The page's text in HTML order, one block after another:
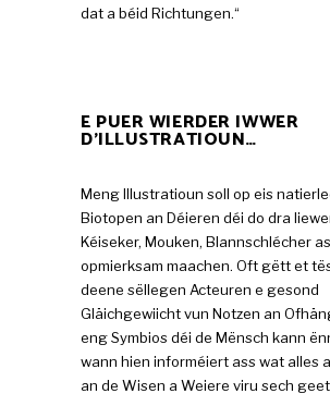
dat a béid Richtungen.“
E PUER WIERDER IWWER
D’ILLUSTRATIOUN…
Meng Illustratioun soll op eis
Biotopen an Déieren déi do dra
Kéiseker, Mouken, Blannschlécher
opmierksam maachen. Oft gëtt et
deene sëllegen Acteuren e gesond
Gläichgewiicht vun Notzen an
eng Symbios déi de Mënsch kann
wann hien informéiert ass wat alles
an de Wisen a Weiere viru sech